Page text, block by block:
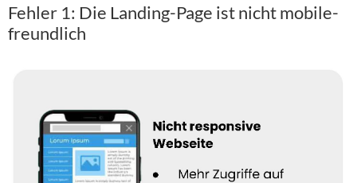
Fehler 1: Die Landing-Page ist nicht mobile-
freundlich